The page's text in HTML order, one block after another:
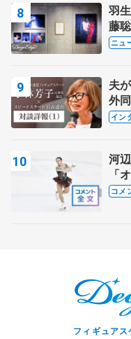
羽
藤
ん
ニュ
夫
外
ク
イン
河
「
ー】
コメ
フィギュア